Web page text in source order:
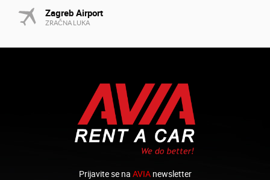
Zagreb Airport
ZRAČNA LUKA
Prijavite se na AVIAnewsletter